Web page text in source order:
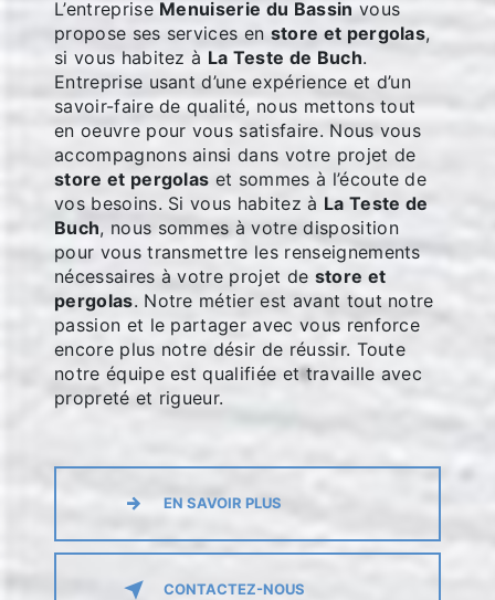
L’entreprise Menuiserie du Bassin vous
propose ses services en store et pergolas,
si vous habitez à La Teste de Buch.
Entreprise usant d’une expérience et d’un
savoir-faire de qualité, nous mettons tout
en oeuvre pour vous satisfaire. Nous vous
accompagnons ainsi dans votre projet de
store et pergolas et sommes à l’écoute de
vos besoins. Si vous habitez à La Teste de
Buch, nous sommes à votre disposition
pour vous transmettre les renseignements
nécessaires à votre projet de store et
pergolas. Notre métier est avant tout notre
passion et le partager avec vous renforce
encore plus notre désir de réussir. Toute
notre équipe est qualifiée et travaille avec
propreté et rigueur.
EN SAVOIR PLUS
CONTACTEZ-NOUS